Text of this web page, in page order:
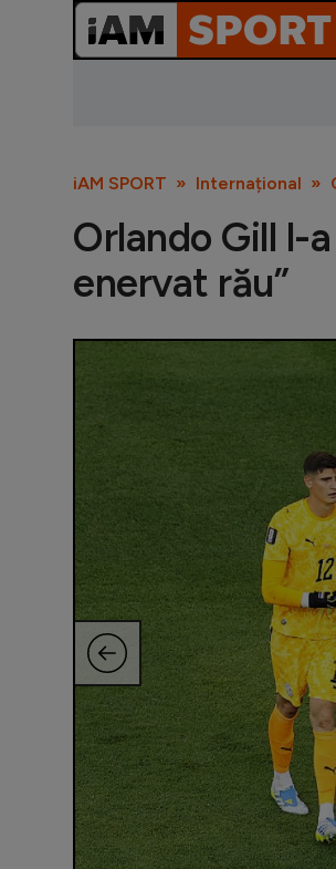
iAM SPORT Internațional
Orlando Gill l-
enervat rău”